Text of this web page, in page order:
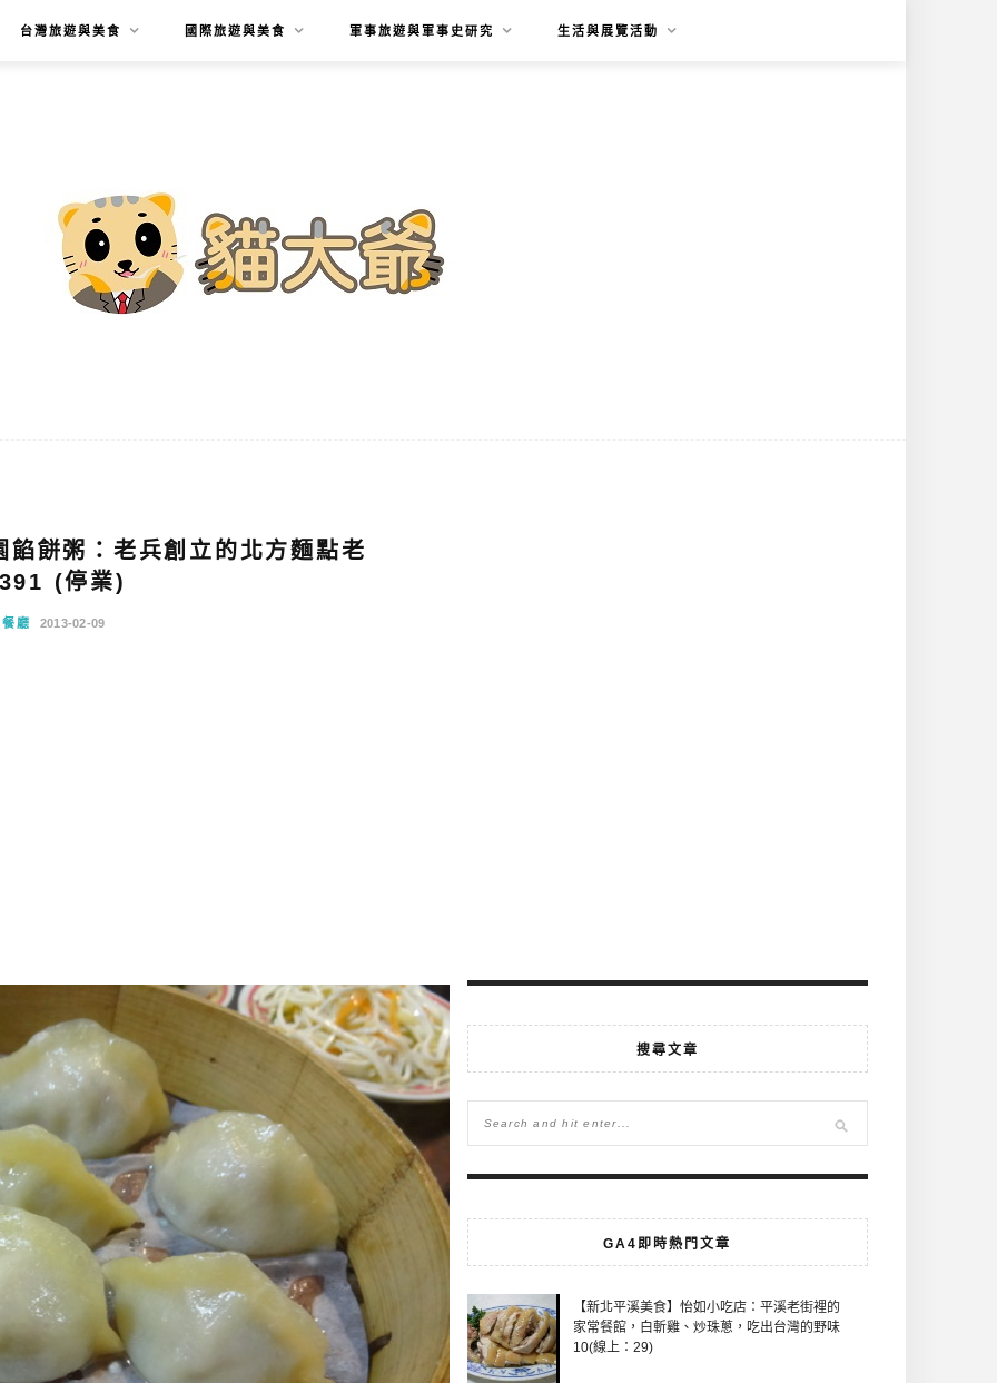
台灣旅遊與美食 國際旅遊與美食 軍事旅遊與軍事史研究 生活與展覽活動
餅粥：老兵創立的北方麵點老
(停業)
廳 2013-02-09
搜尋文章
GA4即時熱門文章
【新北平溪美食】怡如小吃店：平溪老街裡的
家常餐館，白斬雞、炒珠蔥，吃出台灣的野味
10(線上：29)